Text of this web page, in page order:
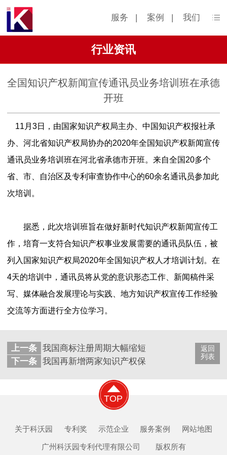
服务 | 案例 | 我们
行业资讯
全国知识产权新闻宣传通讯员业务培训班在承德
开班
11月3日，由国家知识产权局主办、中国知识产权报社承
办、河北省知识产权局协办的2020年全国知识产权新闻宣传
通讯员业务培训班在河北省承德市开班。来自全国20多个
省、市、自治区及专利审查协作中心的60余名通讯员参加此
次培训。
据悉，此次培训班旨在做好新时代知识产权新闻宣传工
作，培育一支符合知识产权事业发展需要的通讯员队伍，被
列入国家知识产权局2020年全国知识产权人才培训计划。在
4天的培训中，通讯员将从党的意识形态工作、新闻稿件采
写、媒体融合发展理论与实践、地方知识产权宣传工作经验
交流等方面进行全方位学习。
返回
列表
上一条 我国商标注册周期大幅缩短
下一条 我国再新增两家知识产权保护中心
TOP
关于科沃园 专利奖 示范企业 服务案例 网站地图
广州科沃园专利代理有限公司 版权所有